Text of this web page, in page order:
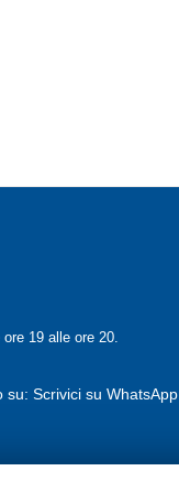
19 alle ore 20.
su: Scrivici su WhatsApp